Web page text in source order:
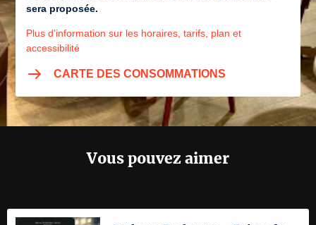
Vous pouvez aimer
sera proposée.
Plus d'information sur les horaires, tarifs, plan et
accessibilité
CARTE DES CONSOMMATIONS